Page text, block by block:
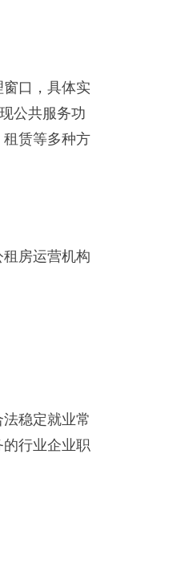
口，具体实
公共服务功
赁等多种方
房运营机构
稳定就业常
行业企业职